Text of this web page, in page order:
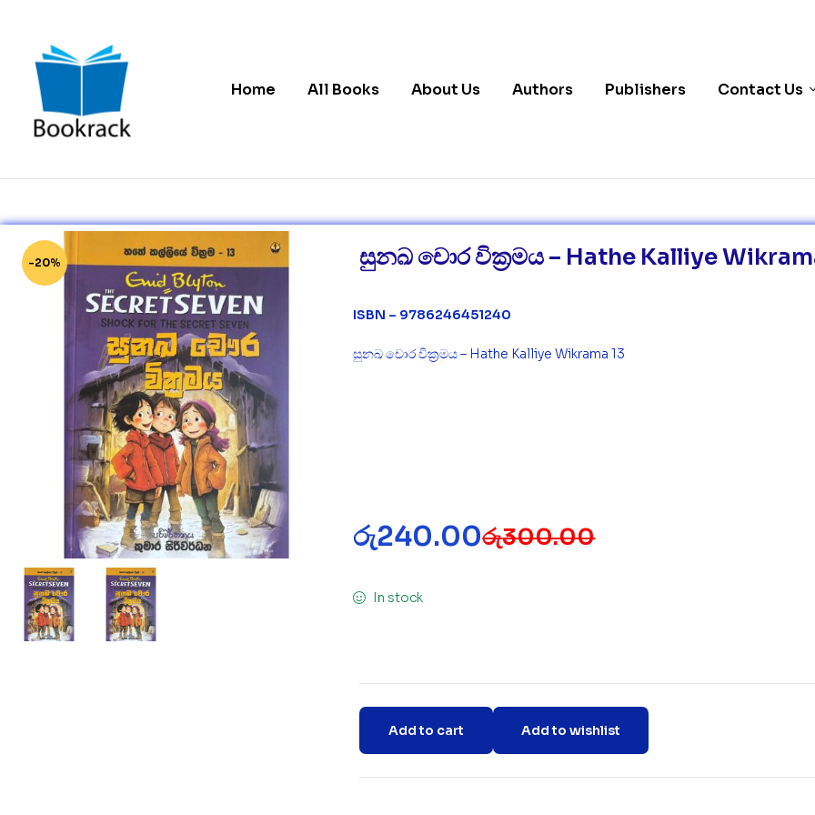
Online
Store
in
Sri
Home All Books About Us Authors Publishers Contact Us
-20% සුනඛ චොර වික්‍රමය – Hathe Kalliye
ISBN – 9786246451240
සුනඛ චොර වික්‍රමය – Hathe Kalliye Wikrama 13
රු300.00
රු240.00
In stock
Add to cart Add to wishlist